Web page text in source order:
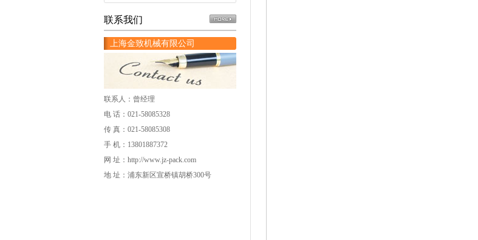
联系我们
上海金致机械有限公司
联系人：曾经理
电 话：021-58085328
传 真：021-58085308
手 机：13801887372
网 址： http://www.jz-pack.com
地 址：浦东新区宣桥镇胡桥300号